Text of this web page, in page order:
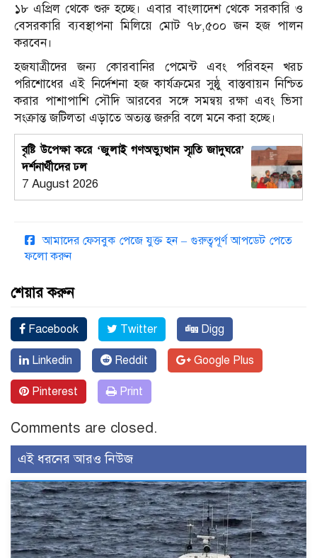
১৮ এপ্রিল থেকে শুরু হচ্ছে। এবার বাংলাদেশ থেকে সরকারি ও
বেসরকারি ব্যবস্থাপনা মিলিয়ে মোট ৭৮,৫০০ জন হজ পালন
করবেন।
হজযাত্রীদের জন্য কোরবানির পেমেন্ট এবং পরিবহন খরচ
পরিশোধের এই নির্দেশনা হজ কার্যক্রমের সুষ্ঠু বাস্তবায়ন নিশ্চিত
করার পাশাপাশি সৌদি আরবের সঙ্গে সমন্বয় রক্ষা এবং ভিসা
সংক্রান্ত জটিলতা এড়াতে অত্যন্ত জরুরি বলে মনে করা হচ্ছে।
বৃষ্টি উপেক্ষা করে ‘জুলাই গণঅভ্যুত্থান স্মৃতি জাদুঘরে’
দর্শনার্থীদের ঢল
7 August 2026
আমাদের ফেসবুক পেজে যুক্ত হন – গুরুত্বপূর্ণ আপডেট পেতে
ফলো করুন
শেয়ার করুন
Facebook Twitter Digg
Linkedin Reddit Google Plus
Pinterest Print
Comments are closed.
এই ধরনের আরও নিউজ